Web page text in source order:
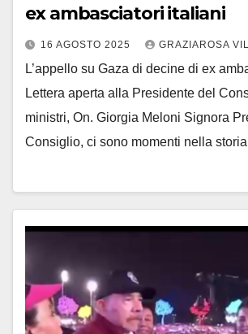
ex ambasciatori italiani
16 AGOSTO 2025 GRAZIAROSA
L’appello su Gaza di decine di ex
Lettera aperta alla Presidente del
ministri, On. Giorgia Meloni Signora
Consiglio, ci sono momenti nella